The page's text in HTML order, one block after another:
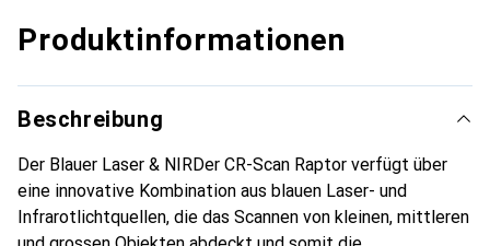
Produktinformationen
Beschreibung
Der Blauer Laser & NIRDer CR-Scan Raptor verfügt über
eine innovative Kombination aus blauen Laser- und
Infrarotlichtquellen, die das Scannen von kleinen, mittleren